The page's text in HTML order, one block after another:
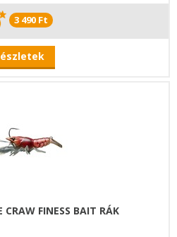
3 490 Ft
CRAW FINESS BAIT RÁK